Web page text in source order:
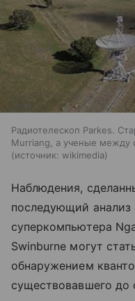
Радиотелескоп Parkes.
Murriang, а ученые между
источник: wikimedia
Наблюдения,
последующий анализ
суперкомпьютера
Swinburne могут
обнаружением
существовавшего до